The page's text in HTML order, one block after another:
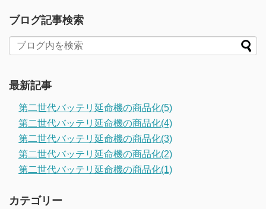
ブログ記事検索
最新記事
第二世代バッテリ延命機の商品化(5)
第二世代バッテリ延命機の商品化(4)
第二世代バッテリ延命機の商品化(3)
第二世代バッテリ延命機の商品化(2)
第二世代バッテリ延命機の商品化(1)
カテゴリー